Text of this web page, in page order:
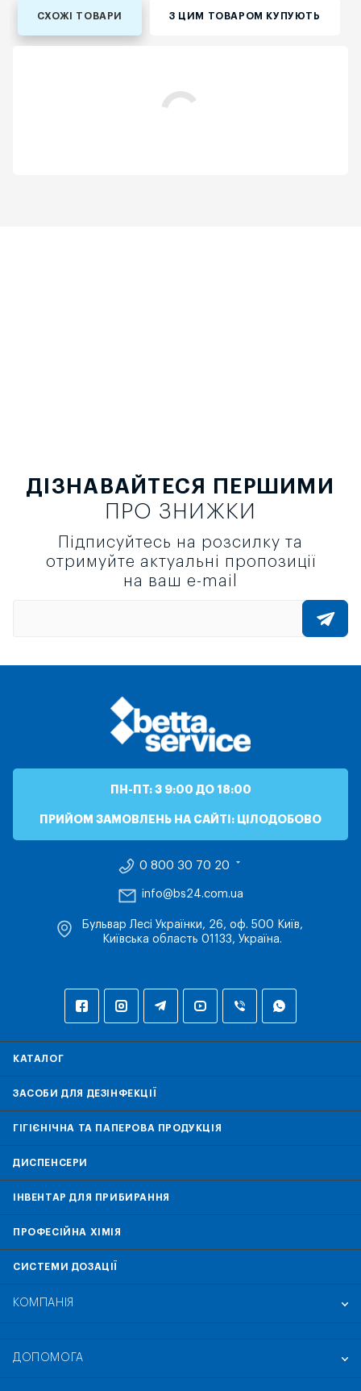
СХОЖІ ТОВАРИ З ЦИМ ТОВАРОМ КУПУЮТЬ
ДІЗНАВАЙТЕСЯ ПЕРШИМИ
ПРО ЗНИЖКИ
Підписуйтесь на розсилку та
отримуйте актуальні пропозиції
на ваш e-mail
ПН-ПТ: З 9:00 ДО 18:00
ПРИЙОМ ЗАМОВЛЕНЬ НА САЙТІ: ЦІЛОДОБОВО
0 800 30 70 20
info@bs24.com.ua
Бульвар Лесі Українки, 26, оф. 500 Київ,
Київська область 01133, Україна.
КАТАЛОГ
ЗАСОБИ ДЛЯ ДЕЗІНФЕКЦІЇ
ГІГІЄНІЧНА ТА ПАПЕРОВА ПРОДУКЦІЯ
ДИСПЕНСЕРИ
ІНВЕНТАР ДЛЯ ПРИБИРАННЯ
ПРОФЕСІЙНА ХІМІЯ
СИСТЕМИ ДОЗАЦІЇ
КОМПАНІЯ
ДОПОМОГА